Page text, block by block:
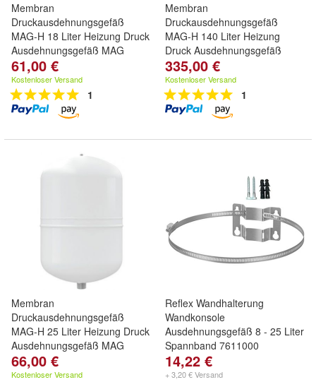
Membran
Druckausdehnungsgefäß
MAG-H 18 Liter Heizung Druck
Ausdehnungsgefäß MAG
61,00 €
Kostenloser Versand
1
Membran
Druckausdehnungsgefäß
MAG-H 140 Liter Heizung
Druck Ausdehnungsgefäß
MAG
335,00 €
Kostenloser Versand
1
Membran
Druckausdehnungsgefäß
MAG-H 25 Liter Heizung Druck
Ausdehnungsgefäß MAG
66,00 €
Kostenloser Versand
Reflex Wandhalterung
Wandkonsole
Ausdehnungsgefäß 8 - 25 Liter
Spannband 7611000
14,22 €
+ 3,20 € Versand